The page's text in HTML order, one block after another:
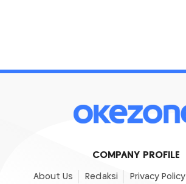
COMPANY PROFILE
About Us Redaksi Privacy Policy